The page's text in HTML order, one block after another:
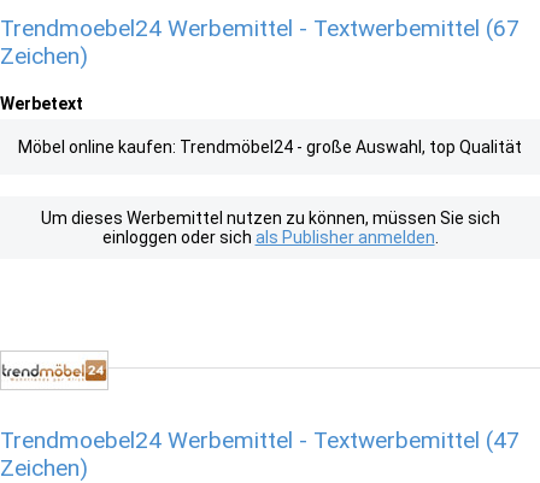
Trendmoebel24 Werbemittel - Textwerbemittel (67
Zeichen)
Werbetext
Möbel online kaufen: Trendmöbel24 - große Auswahl, top Qualität
Um dieses Werbemittel nutzen zu können, müssen Sie sich
einloggen oder sich als Publisher anmelden
Trendmoebel24 Werbemittel - Textwerbemittel (47
Zeichen)